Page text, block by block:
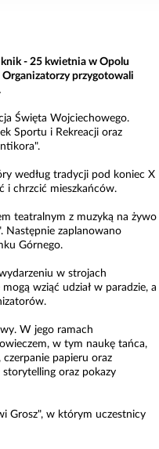
- 25 kwietnia w Opolu
przygotowali
Święta Wojciechowego.
Sportu i Rekreacji oraz
według tradycji pod koniec X
i chrzcić mieszkańców.
teatralnym z muzyką na żywo
Następnie zaplanowano
Górnego.
w strojach
wziąć udział w paradzie, a
W jego ramach
w tym naukę tańca,
papieru oraz
storytelling oraz pokazy
Grosz", w którym uczestnicy